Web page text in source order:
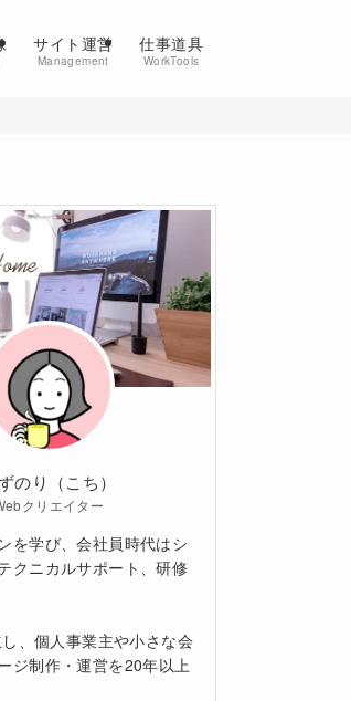
サイト運営
Management
仕事道具
WorkTools
のり（こち）
クリエイター
を学び、会社員時代はシ
クニカルサポート、研修
、個人事業主や小さな会
ジ制作・運営を20年以上